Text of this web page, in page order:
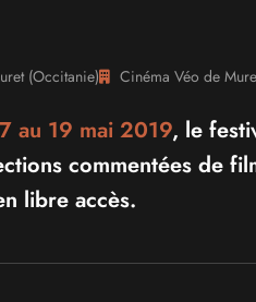
(Occitanie) Cinéma Véo de
au 19 mai 2019, le
commentées de
libre accès.